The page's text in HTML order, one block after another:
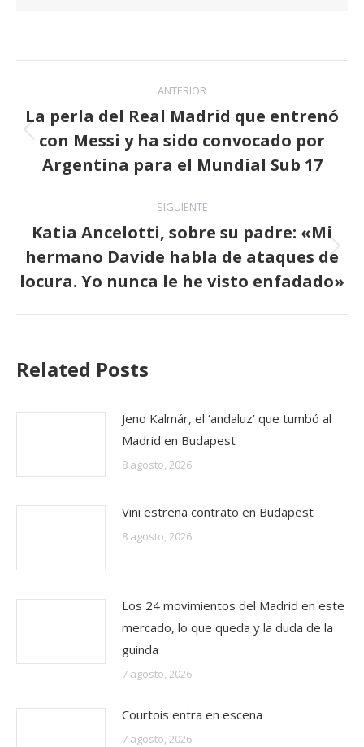
Navegación
entre
publicaciones
ANTERIOR
Publicación
anterior:
La perla del Real Madrid que entrenó
con Messi y ha sido convocado por
Argentina para el Mundial Sub 17
SIGUIENTE
Publicación
siguiente:
Katia Ancelotti, sobre su padre: «Mi
hermano Davide habla de ataques de
locura. Yo nunca le he visto enfadado»
Related Posts
Jeno Kalmár, el ‘andaluz’ que tumbó al
Madrid en Budapest
8 agosto, 2026
Vini estrena contrato en Budapest
8 agosto, 2026
Los 24 movimientos del Madrid en este
mercado, lo que queda y la duda de la
guinda
7 agosto, 2026
Courtois entra en escena
7 agosto, 2026